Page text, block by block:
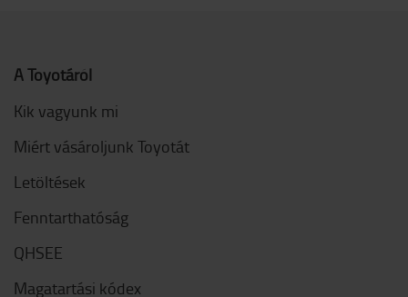
A Toyotáról
Kik vagyunk mi
Miért vásároljunk Toyotát
Letöltések
Fenntarthatóság
QHSEE
Magatartási kódex